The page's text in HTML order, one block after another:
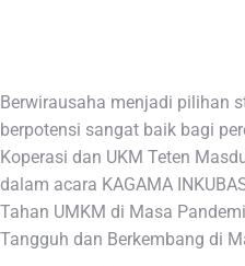
Berwirausaha menjadi pilihan
berpotensi sangat baik bagi
Koperasi dan UKM Teten
dalam acara KAGAMA
Tahan UMKM di Masa
Tangguh dan Berkembang di